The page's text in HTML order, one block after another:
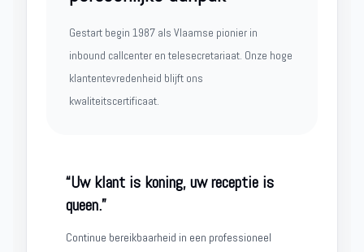
Gestart begin 1987 als Vlaamse pionier in
inbound callcenter en telesecretariaat. Onze hoge
klantentevredenheid blijft ons
kwaliteitscertificaat.
“Uw klant is koning, uw receptie is
queen.”
Continue bereikbaarheid in een professioneel